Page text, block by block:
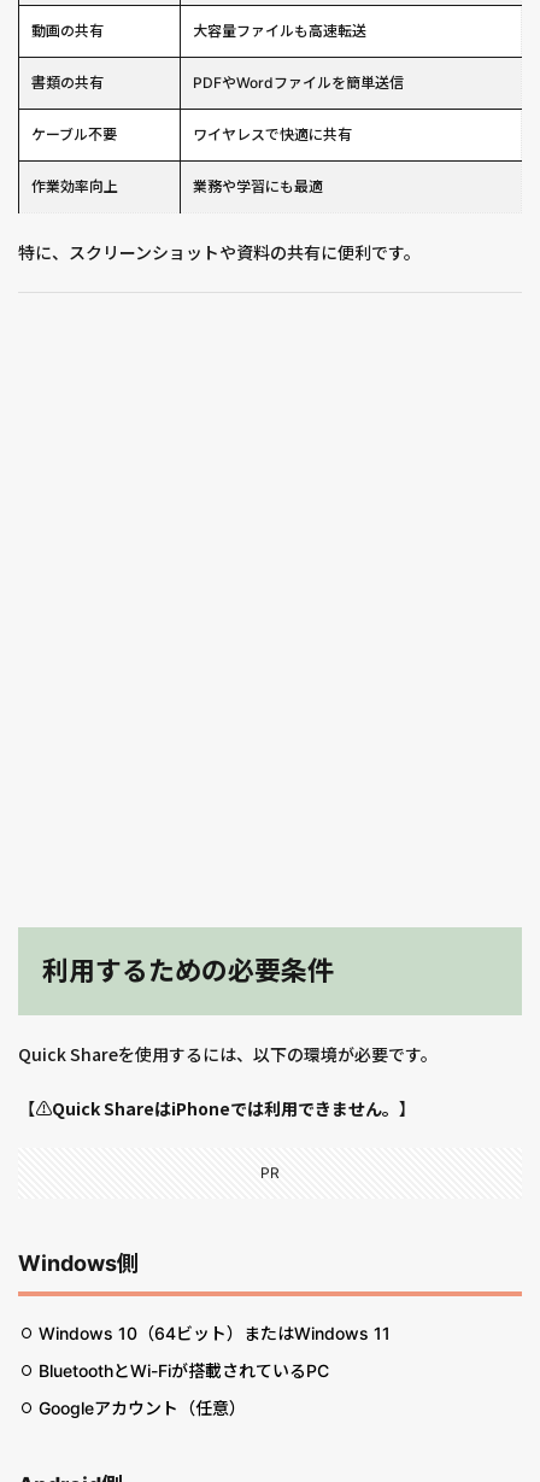
動画の共有 大容量ファイルも高速転送
書類の共有 PDFやWordファイルを簡単送信
ケーブル不要 ワイヤレスで快適に共有
作業効率向上 業務や学習にも最適
特に、スクリーンショットや資料の共有に便利です。
利用するための必要条件
Quick Shareを使用するには、以下の環境が必要です。
【⚠️Quick ShareはiPhoneでは利用できません。 】
PR
Windows側
Windows 10（64ビット）またはWindows 11
BluetoothとWi-Fiが搭載されているPC
Googleアカウント（任意）